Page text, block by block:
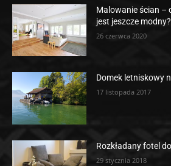
Malowanie ścian –
jest jeszcze modny?
26 czerwca 2020
Domek letniskowy
17 listopada 2017
Rozkładany fotel
29 stycznia 2018